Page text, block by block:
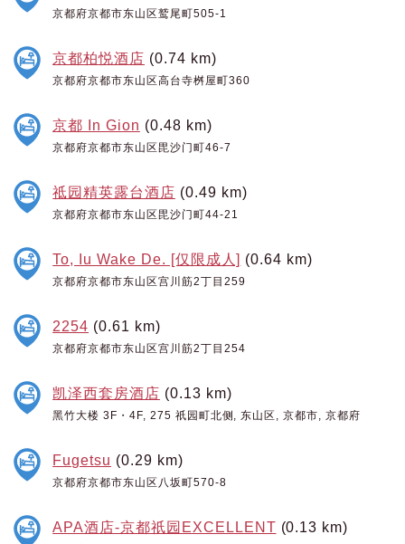
京都府京都市东山区鹫尾町505-1
京都柏悦酒店 (0.74 km)
京都府京都市东山区高台寺桝屋町360
京都 In Gion (0.48 km)
京都府京都市东山区毘沙门町46-7
祗园精英露台酒店 (0.49 km)
京都府京都市东山区毘沙门町44-21
To, Iu Wake De. [仅限成人] (0.64 km)
京都府京都市东山区宫川筋2丁目259
2254 (0.61 km)
京都府京都市东山区宫川筋2丁目254
凯泽西套房酒店 (0.13 km)
黑竹大楼 3F・4F, 275 祇园町北侧, 东山区, 京都市, 京都府
Fugetsu (0.29 km)
京都府京都市东山区八坂町570-8
APA酒店-京都祇园EXCELLENT (0.13 km)